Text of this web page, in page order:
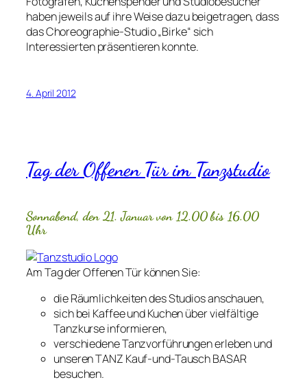
haben jeweils auf ihre Weise dazu beigetragen, dass
das Choreographie-Studio „Birke“ sich
Interessierten präsentieren konnte.
4. April 2012
Tag der Offenen Tür im Tanzstudio
Sonnabend, den 21. Januar von 12.00 bis 16.00
Uhr
Am Tag der Offenen Tür können Sie:
die Räumlichkeiten des Studios anschauen,
sich bei Kaffee und Kuchen über vielfältige
Tanzkurse informieren,
verschiedene Tanzvorführungen erleben und
unseren TANZ Kauf-und-Tausch BASAR
besuchen.